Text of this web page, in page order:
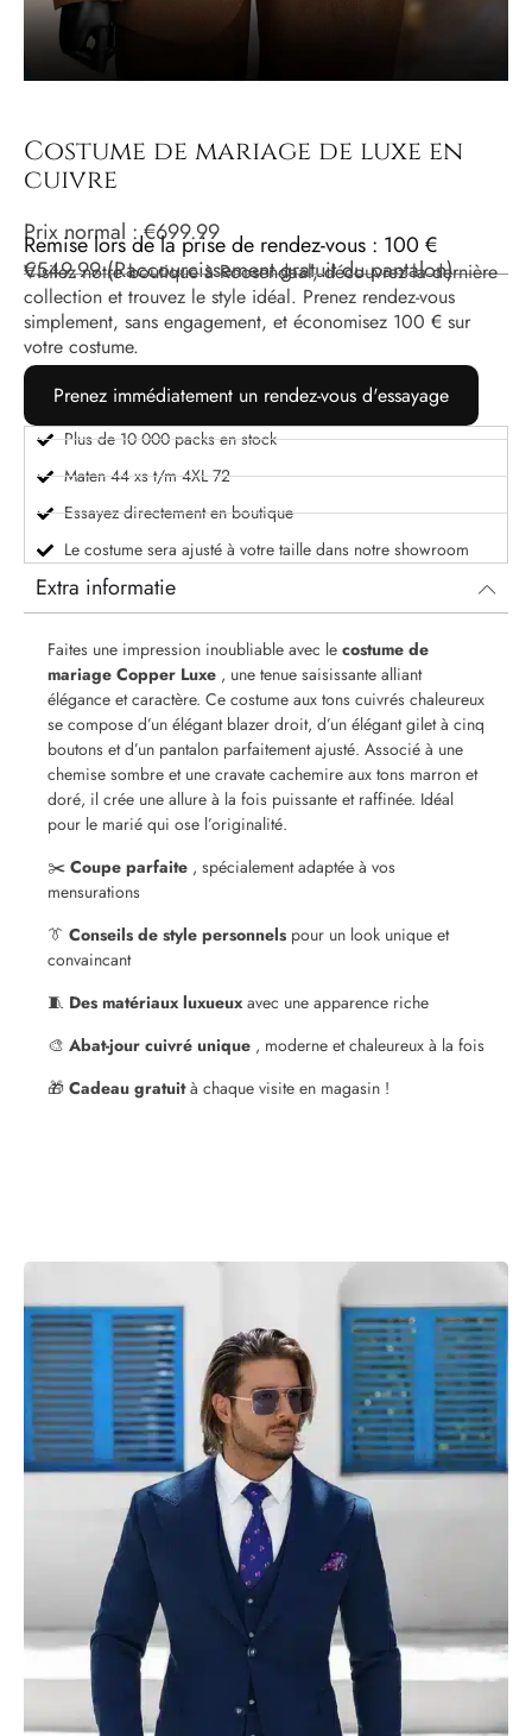
Costume de mariage de luxe en
cuivre
Prix ​​normal :€699.99
Remise lors de la prise de rendez-vous : 100 €
€549.99(Raccourcissement gratuit du pantalon)
Visitez notre boutique à Roosendaal, découvrez la dernière
collection et trouvez le style idéal. Prenez rendez-vous
simplement, sans engagement, et économisez 100 € sur
votre costume.
Prenez immédiatement un rendez-vous d'essayage
Plus de 10 000 packs en stock
Maten 44 xs t/m 4XL 72
Essayez directement en boutique
Le costume sera ajusté à votre taille dans notre showroom
Extra informatie
Faites une impression inoubliable avec le costume de
mariage Copper Luxe , une tenue saisissante alliant
élégance et caractère. Ce costume aux tons cuivrés chaleureux
se compose d’un élégant blazer droit, d’un élégant gilet à cinq
boutons et d’un pantalon parfaitement ajusté. Associé à une
chemise sombre et une cravate cachemire aux tons marron et
doré, il crée une allure à la fois puissante et raffinée. Idéal
pour le marié qui ose l’originalité.
✂️ Coupe parfaite , spécialement adaptée à vos
mensurations
👔 Conseils de style personnels pour un look unique et
convaincant
🧵 Des matériaux luxueuxavec une apparence riche
🎨 Abat-jour cuivré unique , moderne et chaleureux à la fois
🎁 Cadeau gratuità chaque visite en magasin !